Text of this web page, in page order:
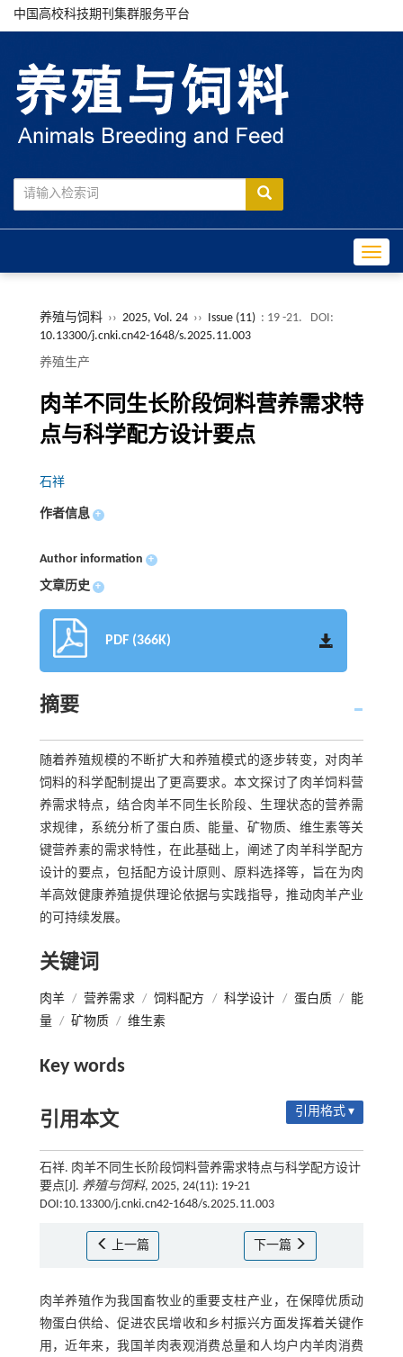
中国高校科技期刊集群服务平台
养殖与饲料 ›› 2025, Vol. 24 ›› Issue (11) : 19 -21.
DOI:
10.13300/j.cnki.cn42-1648/s.2025.11.003
养殖生产
肉羊不同生长阶段饲料营养需求特
点与科学配方设计要点
石祥
作者信息 +
Author information +
文章历史 +
PDF (366K)
摘要
随着养殖规模的不断扩大和养殖模式的逐步转变，对肉羊
饲料的科学配制提出了更高要求。本文探讨了肉羊饲料营
养需求特点，结合肉羊不同生长阶段、生理状态的营养需
求规律，系统分析了蛋白质、能量、矿物质、维生素等关
键营养素的需求特性，在此基础上，阐述了肉羊科学配方
设计的要点，包括配方设计原则、原料选择等，旨在为肉
羊高效健康养殖提供理论依据与实践指导，推动肉羊产业
的可持续发展。
关键词
肉羊 / 营养需求 / 饲料配方 / 科学设计 / 蛋白质 / 能
量 / 矿物质 / 维生素
Key words
引用本文 引用格式 ▾
石祥. 肉羊不同生长阶段饲料营养需求特点与科学配方设计
要点[J]. 养殖与饲料, 2025, 24(11): 19-21
DOI:10.13300/j.cnki.cn42-1648/s.2025.11.003
上一篇 下一篇
肉羊养殖作为我国畜牧业的重要支柱产业，在保障优质动
物蛋白供给、促进农民增收和乡村振兴方面发挥着关键作
用，近年来，我国羊肉表观消费总量和人均户内羊肉消费